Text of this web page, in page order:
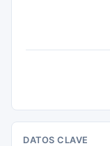
DATOS CLAVE